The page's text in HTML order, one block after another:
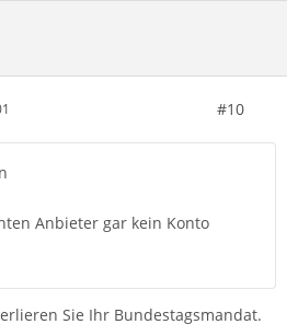
#10
Anbieter gar kein Konto
Sie Ihr Bundestagsmandat.